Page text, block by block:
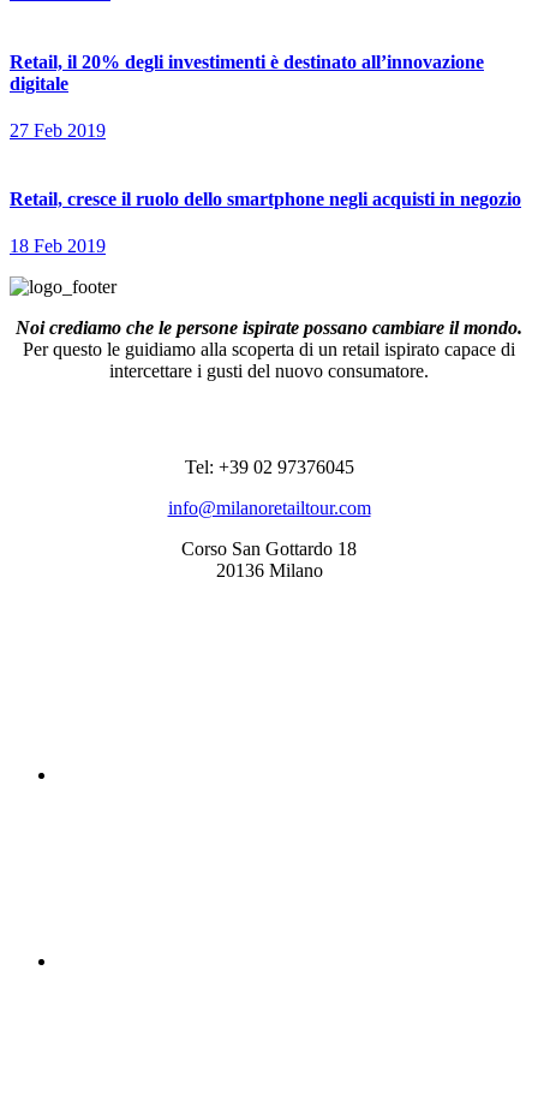
Retail, il 20% degli investimenti è destinato all’innovazione
digitale
27 Feb 2019
Retail, cresce il ruolo dello smartphone negli acquisti in negozio
18 Feb 2019
Noi crediamo che le persone ispirate possano cambiare il mondo.
Per questo le guidiamo alla scoperta di un retail ispirato capace di
intercettare i gusti del nuovo consumatore.
Tel: +39 02 97376045
info@milanoretailtour.com
Corso San Gottardo 18
20136 Milano